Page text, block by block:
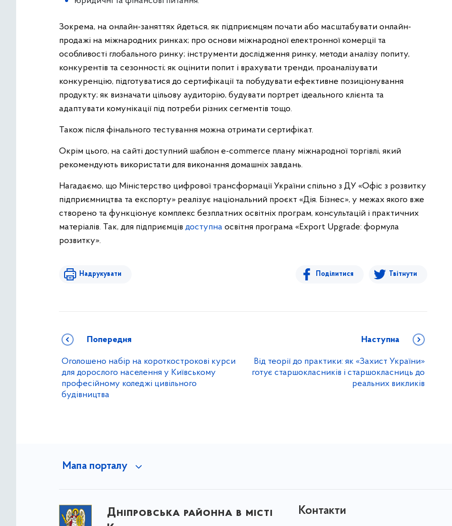
Зокрема, на онлайн-заняттях йдеться, як підприємцям почати або масштабувати онлайн-
продажі на міжнародних ринках; про основи міжнародної електронної комерції та
особливості глобального ринку; інструменти дослідження ринку, методи аналізу попиту,
конкурентів та сезонності; як оцінити попит і врахувати тренди, проаналізувати
конкуренцію, підготуватися до сертифікації та побудувати ефективне позиціонування
продукту; як визначати цільову аудиторію, будувати портрет ідеального клієнта та
адаптувати комунікації під потреби різних сегментів тощо.
Також після фінального тестування можна отримати сертифікат.
Окрім цього, на сайті доступний шаблон е-commerce плану міжнародної торгівлі, який
рекомендують використати для виконання домашніх завдань.
Нагадаємо, що Міністерство цифрової трансформації України спільно з ДУ «Офіс з розвитку
підприємництва та експорту» реалізує національний проєкт «Дія. Бізнес», у межах якого вже
створено та функціонує комплекс безплатних освітніх програм, консультацій і практичних
матеріалів. Так, для підприємців доступна освітня програма «Export Upgrade: формула
розвитку».
Надрукувати Поділитися Твітнути
Попередня
Оголошено набір на короткострокові курси
для дорослого населення у Київському
професійному коледжі цивільного
будівництва
Наступна
Від теорії до практики: як «Захист України»
готує старшокласників і старшокласниць до
реальних викликів
Мапа порталу
Дніпровська районна в місті
Контакти